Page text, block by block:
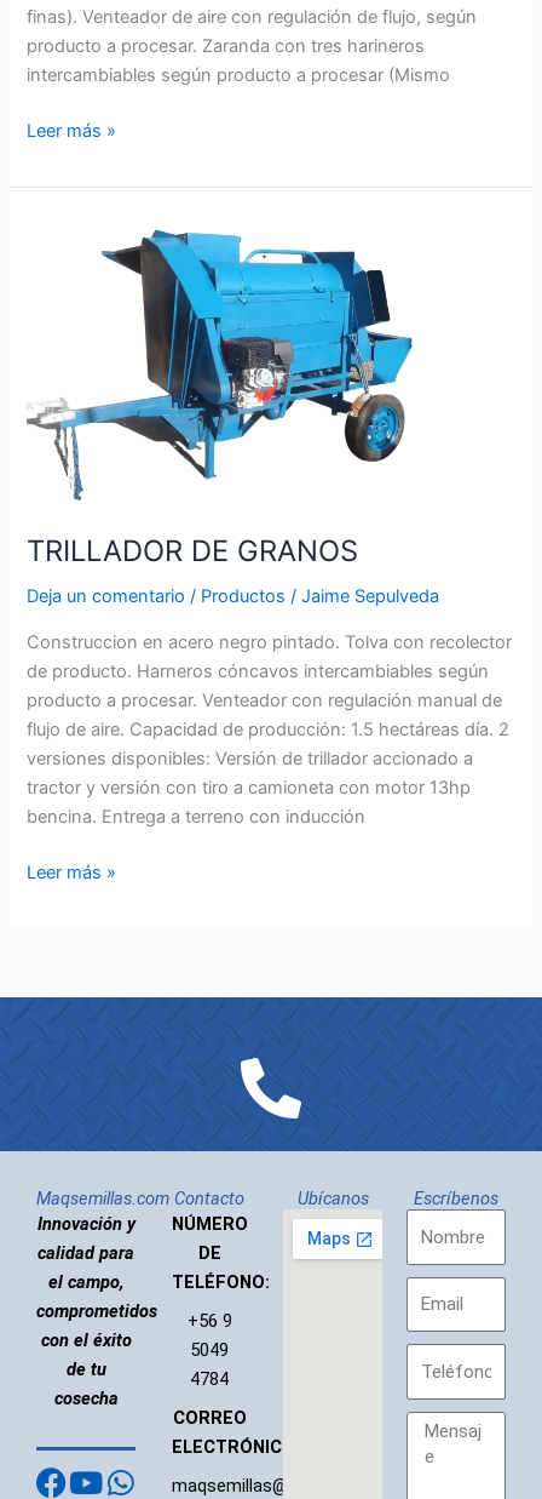
finas). Venteador de aire con regulación de flujo, según
producto a procesar. Zaranda con tres harineros
intercambiables según producto a procesar (Mismo
Leer más »
TRILLADOR DE GRANOS
Deja un comentario / Productos /Jaime Sepulveda
Construccion en acero negro pintado. Tolva con recolector
de producto. Harneros cóncavos intercambiables según
producto a procesar. Venteador con regulación manual de
flujo de aire. Capacidad de producción: 1.5 hectáreas día. 2
versiones disponibles: Versión de trillador accionado a
tractor y versión con tiro a camioneta con motor 13hp
bencina. Entrega a terreno con inducción
Leer más »
Maqsemillas.com
Innovación y
calidad para
el campo,
comprometidos
con el éxito
de tu
cosecha
Facebook
Youtube
Whatsapp
Contacto
NÚMERO
DE
TELÉFONO:
+56 9
5049
4784
CORREO
ELECTRÓNICO:
maqsemillas@gmail.com
Ubícanos
Escríbenos
MENSAJE